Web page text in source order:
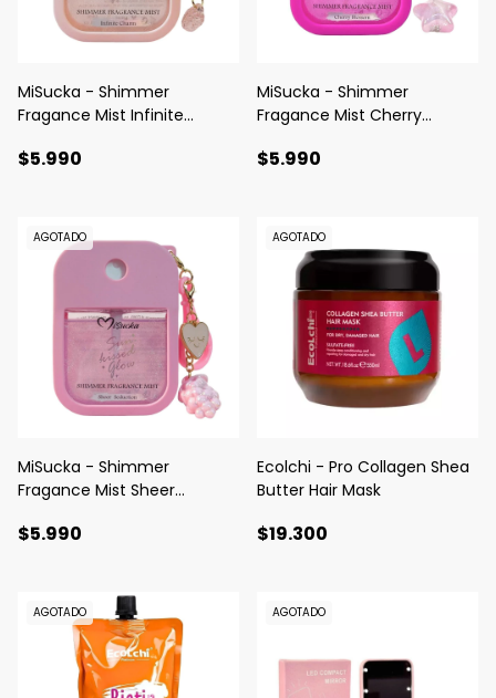
MiSucka - Shimmer
Fragance Mist Infinite
$5.990
MiSucka - Shimmer
Fragance Mist Cherry
$5.990
AGOTADO
MiSucka - Shimmer
Fragance Mist Sheer
$5.990
AGOTADO
Ecolchi - Pro Collagen Shea
Butter Hair Mask
$19.300
AGOTADO AGOTADO